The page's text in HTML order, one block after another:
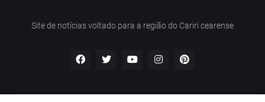
Site de notícias voltado para a região do Cariri cearense